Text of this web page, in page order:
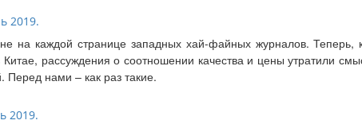
2019.
на каждой странице западных хай-файных журналов. Теперь,
Китае, рассуждения о соотношении качества и цены утратили
Перед нами – как раз такие.
2019.